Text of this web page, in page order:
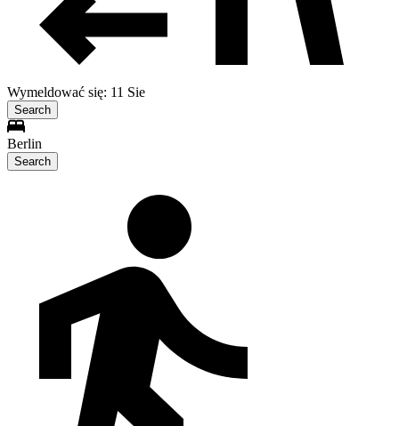
Wymeldować się: 11 Sie
Search
Berlin
Search